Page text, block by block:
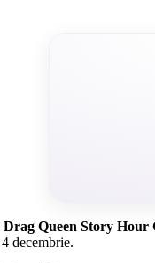
Drag Queen Story Hour
decembrie.